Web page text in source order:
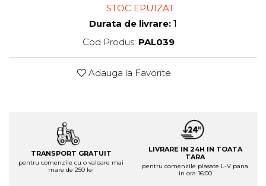
STOC EPUIZAT
Durata de livrare: 1
Cod Produs: PAL039
Adauga la Favorite
TRANSPORT GRATUIT
pentru comenzile cu o valoare mai
mare de 250 lei
LIVRARE IN 24H IN TOATA
TARA
pentru comenzile plasate L-V pana
in ora 16:00